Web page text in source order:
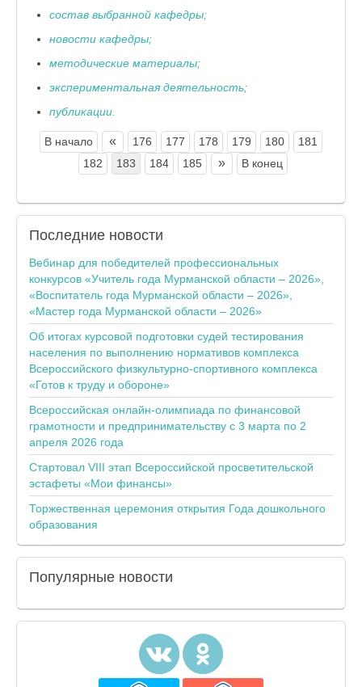
состав выбранной кафедры;
новости кафедры;
методические материалы;
экспериментальная деятельность;
публикации.
В начало « 176 177 178 179 180
181
182
183 184 185 » В конец
Последние новости
Вебинар для победителей профессиональных
конкурсов «Учитель года Мурманской области – 2026»,
«Воспитатель года Мурманской области – 2026»,
«Мастер года Мурманской области – 2026»
Об итогах курсовой подготовки судей тестирования
населения по выполнению нормативов комплекса
Всероссийского физкультурно-спортивного комплекса
«Готов к труду и обороне»
Всероссийская онлайн-олимпиада по финансовой
грамотности и предпринимательству с 3 марта по 2
апреля 2026 года
Стартовал VIII этап Всероссийской просветительской
эстафеты «Мои финансы»
Торжественная церемония открытия Года дошкольного
образования
Популярные новости